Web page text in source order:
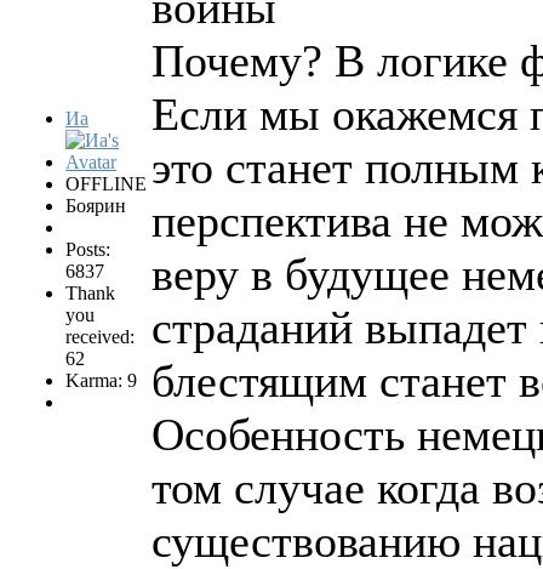
Иа
OFFLINE
Боярин
Posts:
6837
Thank
you
received:
62
Karma: 9
Почему? В логике
Если мы окажемся
это станет полным
перспектива не
веру в будущее
страданий
блестящим станет
Особенность
том случае когда
существованию